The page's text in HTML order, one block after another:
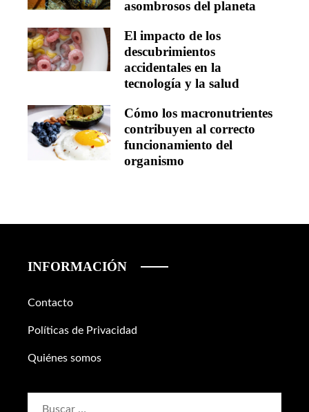
asombrosos del planeta
El impacto de los
descubrimientos
accidentales en la
tecnología y la salud
Cómo los macronutrientes
contribuyen al correcto
funcionamiento del
organismo
INFORMACIÓN
Contacto
Políticas de Privacidad
Quiénes somos